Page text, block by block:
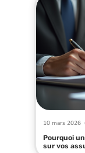
10 mars 2026
Pourquoi
sur vos